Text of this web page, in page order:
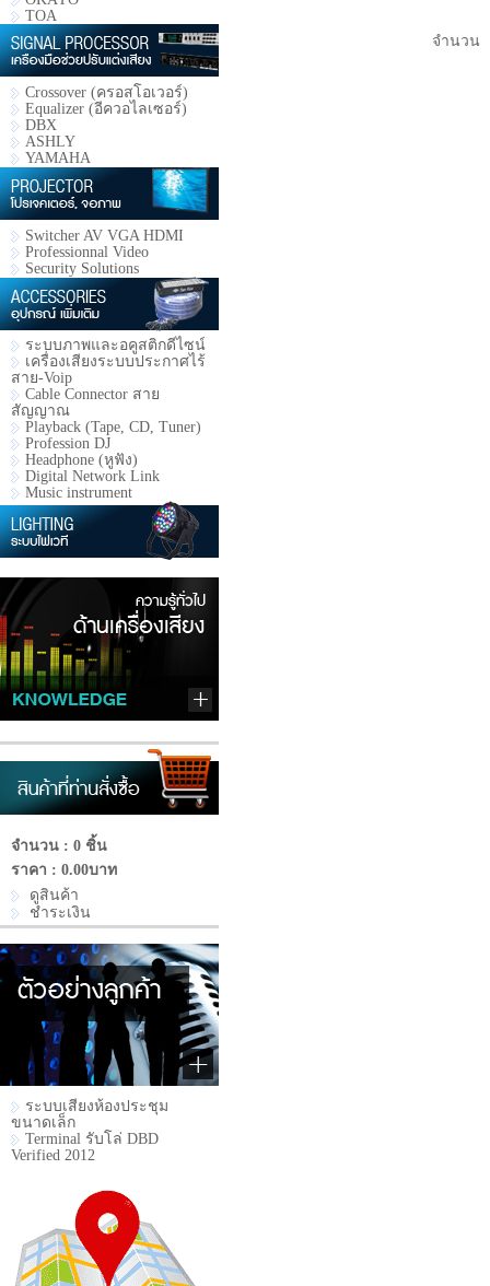
TOA
Crossover (ครอสโอเวอร์)
Equalizer (อีควอไลเซอร์)
DBX
ASHLY
YAMAHA
Switcher AV VGA HDMI
Professionnal Video
Security Solutions
ระบบภาพและอคูสติกดีไซน์
เครื่องเสียงระบบประกาศไร้
สาย-Voip
Cable Connector สาย
สัญญาณ
Playback (Tape, CD, Tuner)
Profession DJ
Headphone (หูฟัง)
Digital Network Link
Music instrument
จำนวน : 0 ชิ้น
ราคา : 0.00บาท
ดูสินค้า
ชำระเงิน
ระบบเสียงห้องประชุม
ขนาดเล็ก
Terminal รับโล่ DBD
Verified 2012
จำนวน